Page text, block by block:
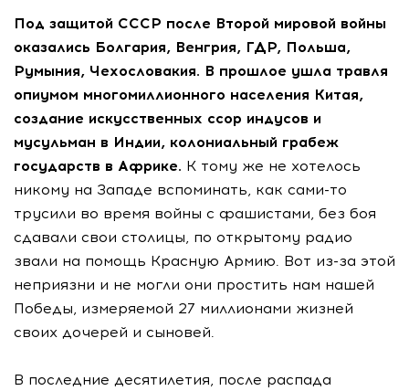
Под защитой СССР после Второй мировой войны
оказались Болгария, Венгрия, ГДР, Польша,
Румыния, Чехословакия. В прошлое ушла травля
опиумом многомиллионного населения Китая,
создание искусственных ссор индусов и
мусульман в Индии, колониальный грабеж
государств в Африке. К тому же не хотелось
никому на Западе вспоминать, как сами-то
трусили во время войны с фашистами, без боя
сдавали свои столицы, по открытому радио
звали на помощь Красную Армию. Вот из-за этой
неприязни и не могли они простить нам нашей
Победы, измеряемой 27 миллионами жизней
своих дочерей и сыновей.
В последние десятилетия, после распада